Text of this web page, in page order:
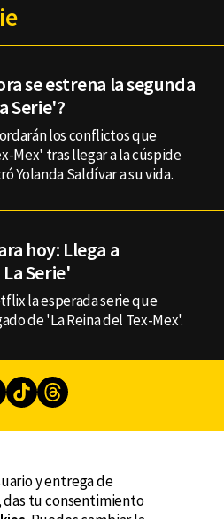
se estrena la segunda
Serie'?
los conflictos que
Mex' tras llegar a la cúspide
Yolanda Saldívar a su vida.
hoy: Llega a
Serie'
la esperada serie que
de 'La Reina del Tex-Mex'.
Instagram
TikTokThreads
AUDIENCIAS
y entrega de
das tu consentimiento